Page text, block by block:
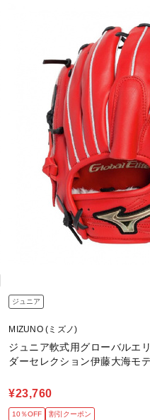
ジュニア
MIZUNO (ミズノ)
ジュニア軟式用グローバルエ
ダーセレクション伊藤大海モ
¥23,760
10％OFF 割引クーポン